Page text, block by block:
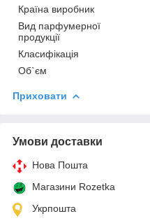
Країна виробник
Вид парфумерної
продукції
Класифікація
Об`єм
Приховати
Умови доставки
Нова Пошта
Магазини Rozetka
Укрпошта